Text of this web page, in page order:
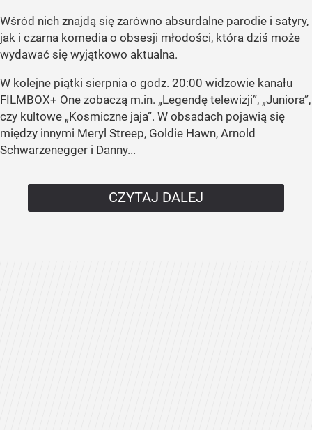
Wśród nich znajdą się zarówno absurdalne parodie i satyry,
jak i czarna komedia o obsesji młodości, która dziś może
wydawać się wyjątkowo aktualna.
W kolejne piątki sierpnia o godz. 20:00 widzowie kanału
FILMBOX+ One zobaczą m.in. „Legendę telewizji”, „Juniora”,
czy kultowe „Kosmiczne jaja”. W obsadach pojawią się
między innymi Meryl Streep, Goldie Hawn, Arnold
Schwarzenegger i Danny...
CZYTAJ DALEJ